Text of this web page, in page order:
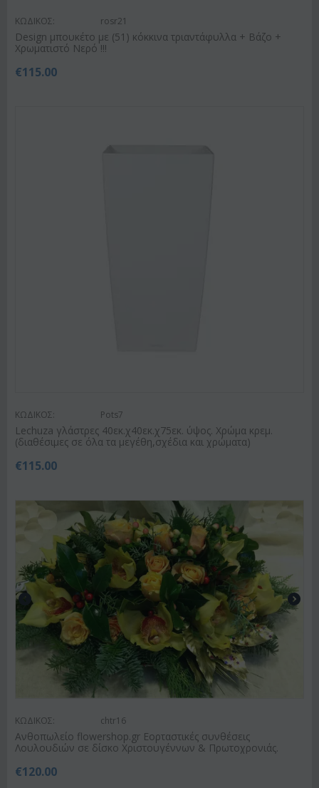
ΚΩΔΙΚΟΣ: rosr21
Design μπουκέτο με (51) κόκκινα τριαντάφυλλα + Βάζο +
Χρωματιστό Νερό !!!
€115.00
ΚΩΔΙΚΟΣ: Pots7
Lechuza γλάστρες 40εκ.χ40εκ.χ75εκ. ύψος. Χρώμα κρεμ.
(διαθέσιμες σε όλα τα μεγέθη,σχέδια και χρώματα)
€115.00
ΚΩΔΙΚΟΣ: chtr16
Ανθοπωλείο flowershop.gr Εορταστικές συνθέσεις
Λουλουδιών σε δίσκο Χριστουγέννων & Πρωτοχρονιάς.
€120.00